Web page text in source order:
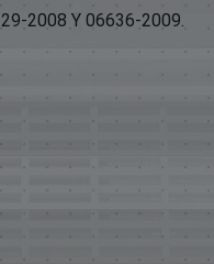
2008 Y 06636-2009.